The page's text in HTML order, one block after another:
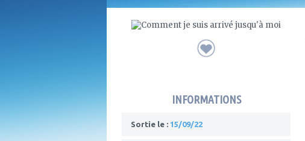
INFORMATIONS
Sortie le : 15/09/22